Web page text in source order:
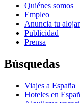
Quiénes somos
Empleo
Anuncia tu
Publicidad
Prensa
Búsquedas
Viajes a España
Hoteles en